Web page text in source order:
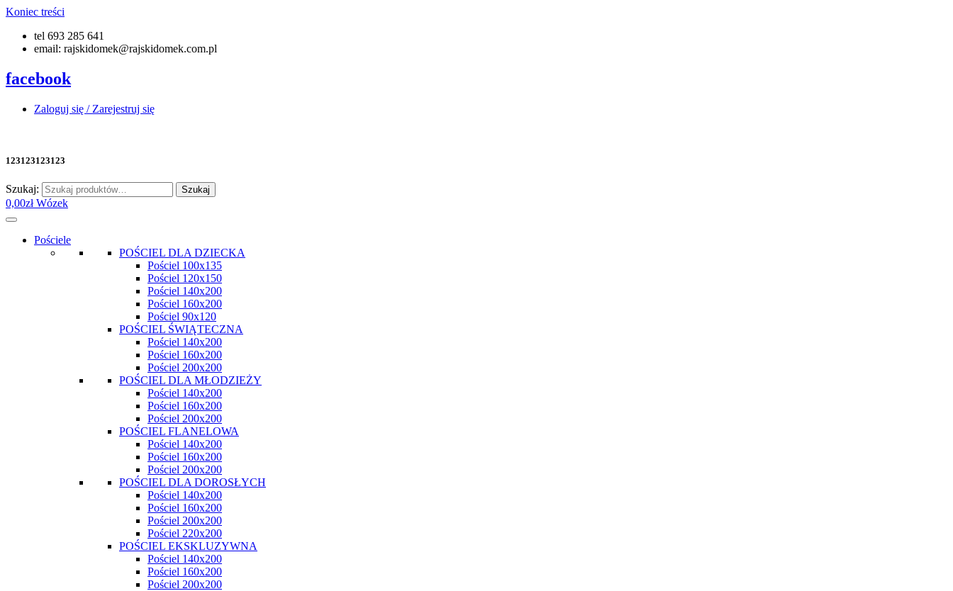
Koniec treści
tel 693 285 641
email: rajskidomek@rajskidomek.com.pl
facebook
Zaloguj się / Zarejestruj się
123123123123
Szukaj: Szukaj
0,00zł Wózek
Pościele
POŚCIEL DLA DZIECKA
Pościel 100x135
Pościel 120x150
Pościel 140x200
Pościel 160x200
Pościel 90x120
POŚCIEL ŚWIĄTECZNA
Pościel 140x200
Pościel 160x200
Pościel 200x200
POŚCIEL DLA MŁODZIEŻY
Pościel 140x200
Pościel 160x200
Pościel 200x200
POŚCIEL FLANELOWA
Pościel 140x200
Pościel 160x200
Pościel 200x200
POŚCIEL DLA DOROSŁYCH
Pościel 140x200
Pościel 160x200
Pościel 200x200
Pościel 220x200
POŚCIEL EKSKLUZYWNA
Pościel 140x200
Pościel 160x200
Pościel 200x200